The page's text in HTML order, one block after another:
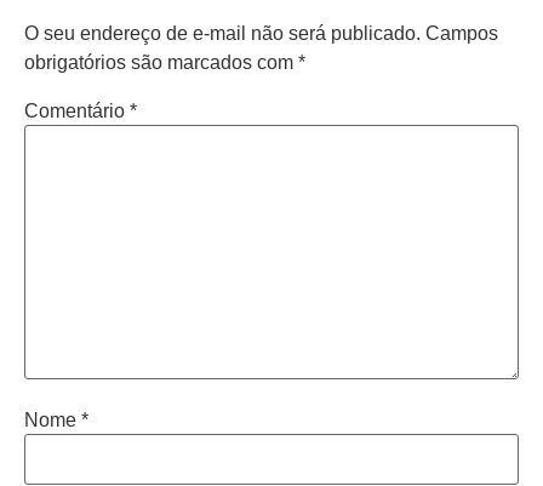
O seu endereço de e-mail não será publicado. Campos
obrigatórios são marcados com *
Comentário *
Nome *